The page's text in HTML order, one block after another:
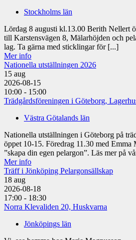
Stockholms län
Lördag 8 augusti kl.13.00 Berith Nellert
till Karstensvägen 8, Mälarhöjden och
lag. Ta gärna med sticklingar för [...]
Mer info
Nationella utställningen 2026
15 aug
2026-08-15
10:00 - 15:00
Trädgårdsföreningen i Göteborg,
Västra Götalands län
Nationella utställningen i Göteborg på
öppet 10-15. Föredrag 11.30 med Emma
”skapa din egen pelargon”. Läs mer på
Mer info
Träff i Jönköping Pelargonsällskap
18 aug
2026-08-18
17:00 - 18:30
Norra Klevaliden 20, Huskvarna
Jönköpings län